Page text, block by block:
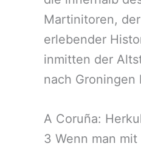
Martinitoren,
erlebender
inmitten der
nach Groningen
A Coruña:
3 Wenn man